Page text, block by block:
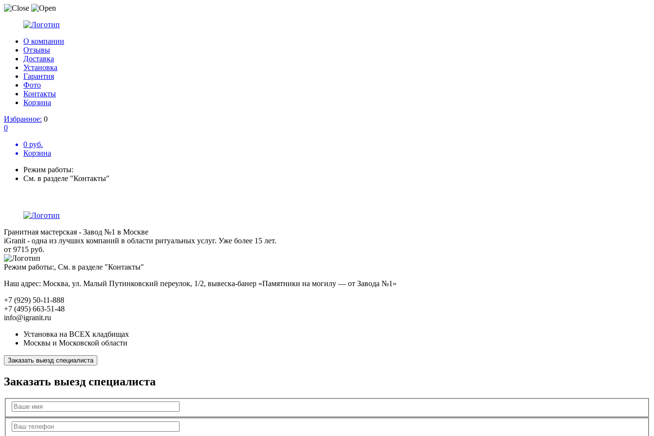
О компании
Отзывы
Доставка
Установка
Гарантия
Фото
Контакты
Корзина
Избранное: 0
0
0 руб.
Корзина
Режим работы:
См. в разделе "Контакты"
Гранитная мастерская - Завод №1 в Москве
iGranit - одна из лучших компаний в области ритуальных услуг. Уже более 15 лет.
от 9715 руб.
Режим работы:, См. в разделе "Контакты"
Наш адрес: Москва, ул. Малый Путинковский переулок, 1/2, вывеска-банер «Памятники на могилу — от Завода №1»
+7 (929) 50-11-888
+7 (495) 663-51-48
info@igranit.ru
Установка на ВСЕХ кладбищах
Москвы и Московской области
Заказать выезд специалиста
Заказать выезд специалиста